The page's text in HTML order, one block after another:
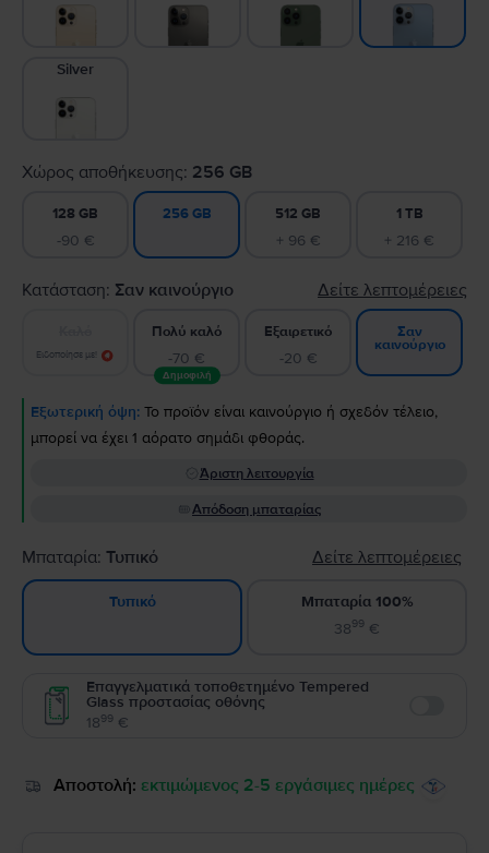
Silver
Χώρος αποθήκευσης: 256 GB
128 GB
-90 €
256 GB 512 GB
+ 96 €
1 TB
+ 216 €
Κατάσταση: Σαν καινούργιο Δείτε λεπτομέρειες
Ειδοποίησε με!
Πολύ καλό
-70 €
Δημοφιλή
Εξαιρετικό
-20 €
Σαν
καινούργιο
Εξωτερική όψη: Το προϊόν είναι καινούργιο ή σχεδόν τέλειο,
μπορεί να έχει 1 αόρατο σημάδι φθοράς.
Άριστη λειτουργία
Απόδοση μπαταρίας
Μπαταρία: Τυπικό Δείτε λεπτομέρειες
Τυπικό
Μπαταρία 100%
3899 €
Επαγγελματικά τοποθετημένο Tempered
Glass προστασίας οθόνης
1899 €
Αποστολή: εκτιμώμενος 2-5 εργάσιμες ημέρες